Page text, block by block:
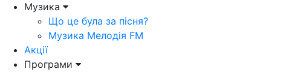
Музика
Що це була за пісня?
Музика Мелодія FM
Акції
Програми